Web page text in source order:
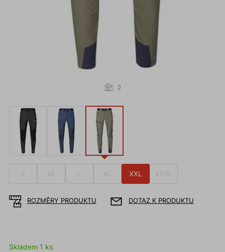
2
S M XL XXL XXXL
ROZMĚRY PRODUKTU DOTAZ K PRODUKTU
Skladem 1 ks